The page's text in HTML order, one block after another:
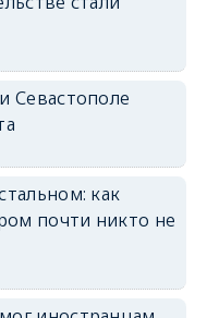
Севастополе
как
почти никто не